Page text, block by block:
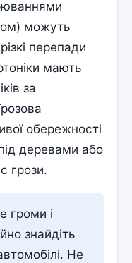
можуть
перепади
мають
за
обережності
деревами або
грози.
громи і
знайдіть
Не